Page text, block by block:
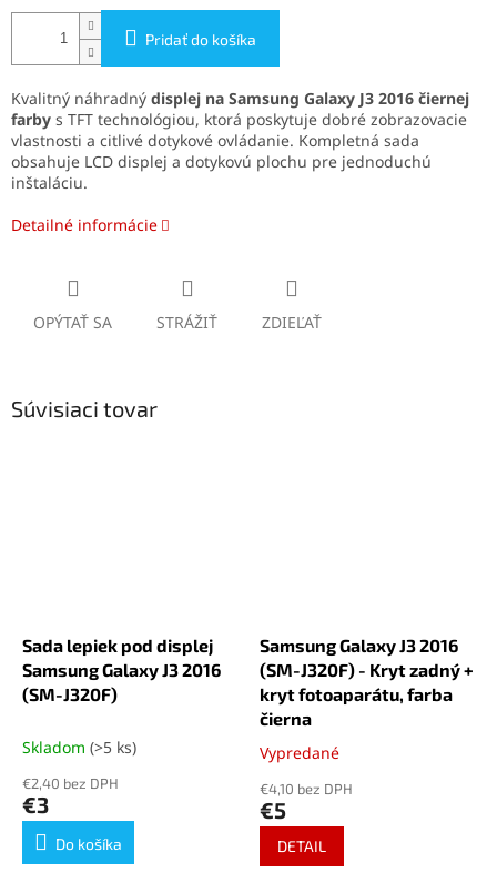
Pridať do košíka
Kvalitný náhradný displej na Samsung Galaxy J3 2016 čiernej
farby s TFT technológiou, ktorá poskytuje dobré zobrazovacie
vlastnosti a citlivé dotykové ovládanie. Kompletná sada
obsahuje LCD displej a dotykovú plochu pre jednoduchú
inštaláciu.
Detailné informácie
OPÝTAŤ SA STRÁŽIŤ ZDIEĽAŤ
Súvisiaci tovar
Sada lepiek pod displej
Samsung Galaxy J3 2016
(SM-J320F)
Skladom (>5 ks)
€2,40 bez DPH
€3
Do košíka
Samsung Galaxy J3 2016
(SM-J320F) - Kryt zadný +
kryt fotoaparátu, farba
čierna
Priemerné
produktu
je
5,0
Vypredané
€4,10 bez DPH
€5
DETAIL